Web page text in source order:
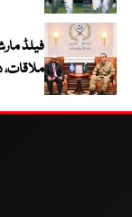
فیلڈ
ملاقات،